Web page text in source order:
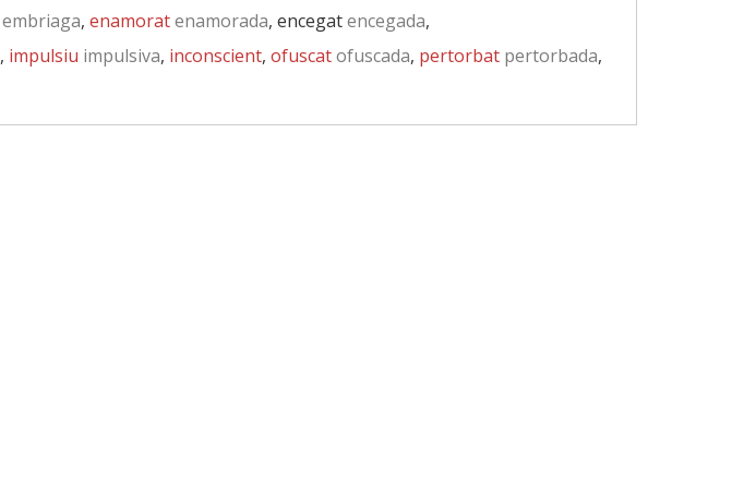
embriaga, enamoratenamorada, encegatencegada,
, impulsiu impulsiva, inconscient, ofuscatofuscada, pertorbat pertorbada,